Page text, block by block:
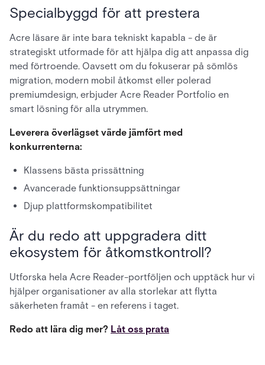
Specialbyggd för att prestera
Acre läsare är inte bara tekniskt kapabla - de är
strategiskt utformade för att hjälpa dig att anpassa dig
med förtroende. Oavsett om du fokuserar på sömlös
migration, modern mobil åtkomst eller polerad
premiumdesign, erbjuder Acre Reader Portfolio en
smart lösning för alla utrymmen.
Leverera överlägset värde jämfört med
konkurrenterna:
Klassens bästa prissättning
Avancerade funktionsuppsättningar
Djup plattformskompatibilitet
Är du redo att uppgradera ditt
ekosystem för åtkomstkontroll?
Utforska hela Acre Reader-portföljen och upptäck hur vi
hjälper organisationer av alla storlekar att flytta
säkerheten framåt - en referens i taget.
Redo att lära dig mer? Låt oss prata